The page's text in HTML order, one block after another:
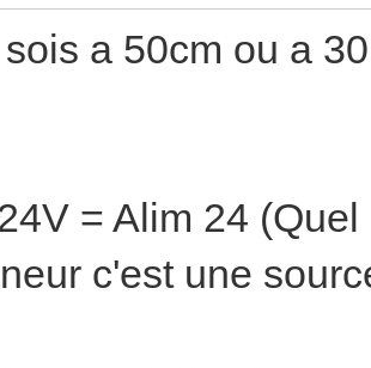
a 50cm ou a
= Alim 24
c'est une